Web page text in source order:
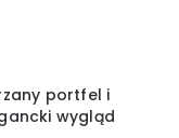
portfel i
wygląd